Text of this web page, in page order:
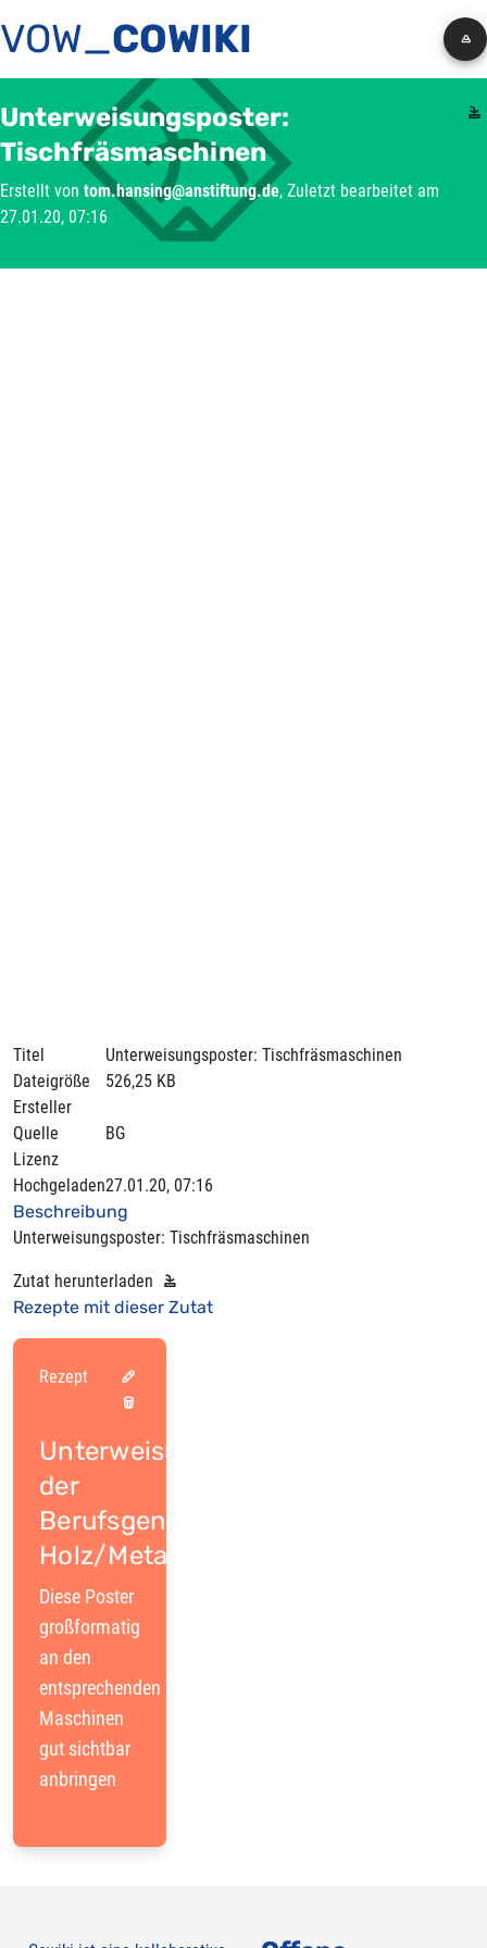
VOW_COWIKI
Unterweisungsposter:
Tischfräsmaschinen
Erstellt von tom.hansing@anstiftung.de, Zuletzt bearbeitet am
27.01.20, 07:16
Titel
Unterweisungsposter: Tischfräsmaschinen
Dateigröße
526,25 KB
Ersteller
Quelle
BG
Lizenz
Hochgeladen27.01.20, 07:16
Beschreibung
Unterweisungsposter: Tischfräsmaschinen
Zutat herunterladen
Rezepte mit dieser Zutat
Rezept
Unterweisungsposter
der
Berufsgenossenschaft
Holz/Metall
Diese Poster
großformatig
an den
entsprechenden
Maschinen
gut sichtbar
anbringen